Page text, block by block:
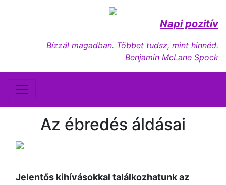
Napi pozitív
Bízzál magadban. Többet tudsz, mint hinnéd.
Benjamin McLane Spock
Az ébredés áldásai
Jelentős kihívásokkal találkozhatunk az